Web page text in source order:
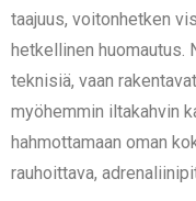
taajuus, voitonhetken
hetkellinen huomautus.
teknisiä, vaan
myöhemmin iltakahvin
hahmottamaan oman
rauhoittava,